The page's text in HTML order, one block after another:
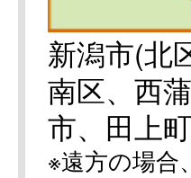
新潟市(北
南区、西
市、田上
※遠方の場合